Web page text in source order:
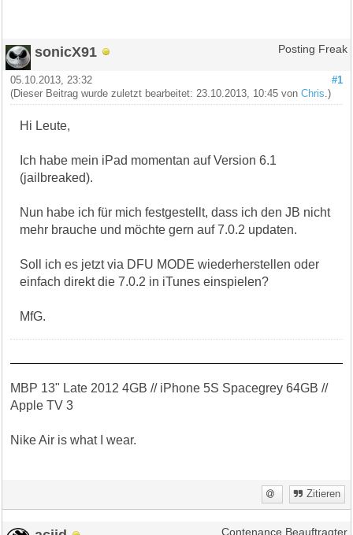
sonicX91 Posting Freak
#1
05.10.2013, 23:32
(Dieser Beitrag wurde zuletzt bearbeitet: 23.10.2013, 10:45 vonChris .)
Hi Leute,
Ich habe mein iPad momentan auf Version 6.1
(jailbreaked).
Nun habe ich für mich festgestellt, dass ich den JB nicht
mehr brauche und möchte gern auf 7.0.2 updaten.
Soll ich es jetzt via DFU MODE wiederherstellen oder
einfach direkt die 7.0.2 in iTunes einspielen?
MfG.
MBP 13" Late 2012 4GB // iPhone 5S Spacegrey 64GB //
Apple TV 3
Nike Air is what I wear.
Zitieren
Contenance Beauftragter